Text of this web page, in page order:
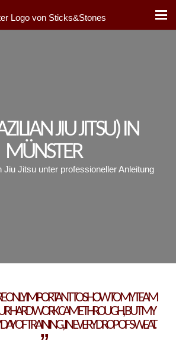
JIU JITSU) IN
MÜNSTER
Jiu Jitsu unter professioneller Anleitung
ONLY IMPORTANT TO SHOW TO MY TEAM
HARD WORK CAME THROUGH, BUT MY
OF TRAINING, IN EVERY DROP OF SWEAT.